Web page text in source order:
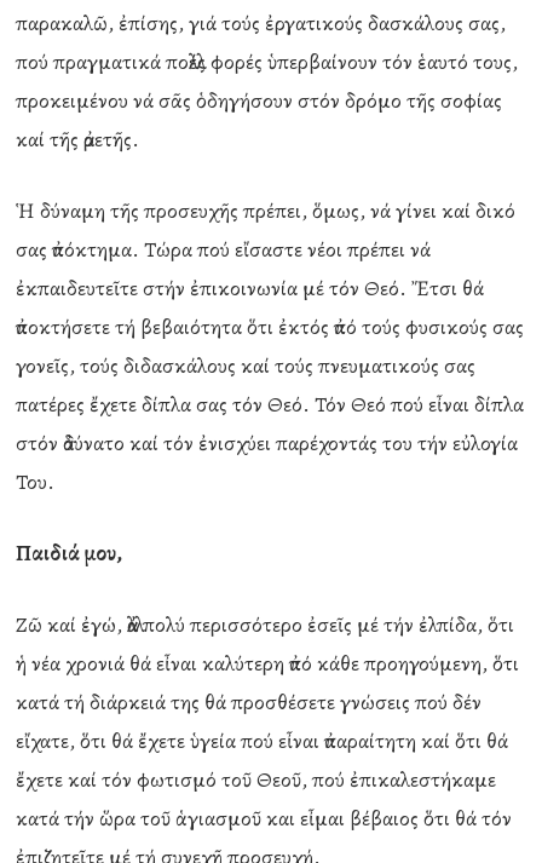
παρακαλῶ, ἐπίσης, γιά τούς ἐργατικούς δασκάλους σας,
πού πραγματικά πολλές φορές ὑπερβαίνουν τόν ἑαυτό τους,
προκειμένου νά σᾶς ὁδηγήσουν στόν δρόμο τῆς σοφίας
καί τῆς ἀρετῆς.
Ἡ δύναμη τῆς προσευχῆς πρέπει, ὅμως, νά γίνει καί δικό
σας ἀπόκτημα. Τώρα πού εἴσαστε νέοι πρέπει νά
ἐκπαιδευτεῖτε στήν ἐπικοινωνία μέ τόν Θεό. Ἔτσι θά
ἀποκτήσετε τή βεβαιότητα ὅτι ἐκτός ἀπό τούς φυσικούς σας
γονεῖς, τούς διδασκάλους καί τούς πνευματικούς σας
πατέρες ἔχετε δίπλα σας τόν Θεό. Τόν Θεό πού εἶναι δίπλα
στόν ἀδύνατο καί τόν ἐνισχύει παρέχοντάς του τήν εὐλογία
Του.
Παιδιά μου,
Ζῶ καί ἐγώ, ἀλλά πολύ περισσότερο ἐσεῖς μέ τήν ἐλπίδα, ὅτι
ἡ νέα χρονιά θά εἶναι καλύτερη ἀπό κάθε προηγούμενη, ὅτι
κατά τή διάρκειά της θά προσθέσετε γνώσεις πού δέν
εἴχατε, ὅτι θά ἔχετε ὑγεία πού εἶναι ἀπαραίτητη καί ὅτι θά
ἔχετε καί τόν φωτισμό τοῦ Θεοῦ, πού ἐπικαλεστήκαμε
κατά τήν ὥρα τοῦ ἁγιασμοῦ και εἶμαι βέβαιος ὅτι θά τόν
ἐπιζητεῖτε μέ τή συνεχῆ προσευχή.